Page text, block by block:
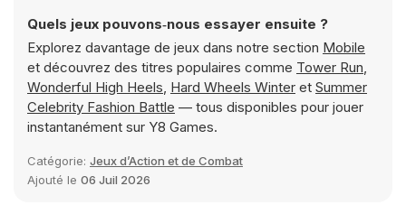
Quels jeux pouvons‑nous essayer ensuite ?
Explorez davantage de jeux dans notre section Mobile
et découvrez des titres populaires comme Tower Run,
Wonderful High Heels, Hard Wheels Winter et Summer
Celebrity Fashion Battle — tous disponibles pour jouer
instantanément sur Y8 Games.
Catégorie: Jeux d’Action et de Combat
Ajouté le 06 Juil 2026